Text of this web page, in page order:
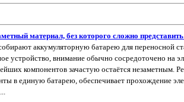
материал, без которого сложно
аккумуляторную батарею для переносной
устройство, внимание обычно сосредоточено на
компонентов зачастую остаётся незаметным.
в единую батарею, обеспечивает прохождение